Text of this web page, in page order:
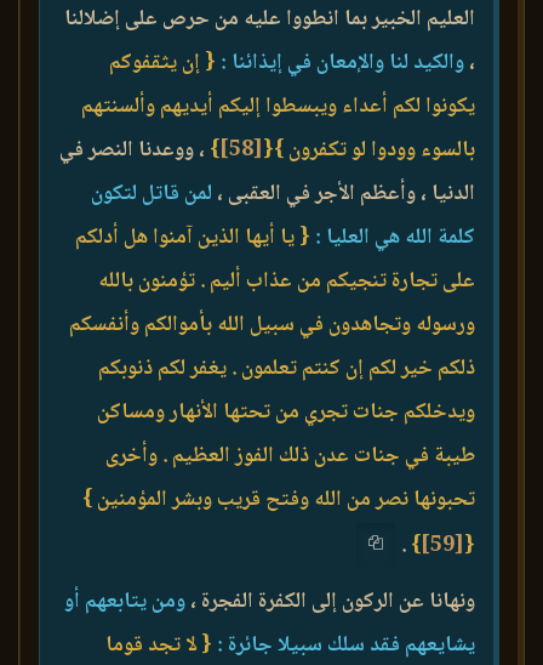
العليم الخبير بما انطووا عليه من حرص على إضلالنا
،والكيد لنا والإمعان في إيذائنا : { إن يثقفوكم
يكونوا لكم أعداء ويبسطوا إليكم أيديهم وألسنتهم
بالسوء وودوا لو تكفرون }{
[58]
} ، ووعدنا النصر في
الدنيا ، وأعظم الأجر في العقبى ، لمن قاتل لتكون
كلمة الله هي العليا : { يا أيها الذين آمنوا هل أدلكم
على تجارة تنجيكم من عذاب أليم . تؤمنون بالله
ورسوله وتجاهدون في سبيل الله بأموالكم وأنفسكم
ذلكم خير لكم إن كنتم تعلمون . يغفر لكم ذنوبكم
ويدخلكم جنات تجري من تحتها الأنهار ومساكن
طيبة في جنات عدن ذلك الفوز العظيم . وأخرى
تحبونها نصر من الله وفتح قريب وبشر المؤمنين }
{
[59]
}
.
ونهانا عن الركون إلى الكفرة الفجرة ،ومن يتابعهم أو
يشايعهم فقد سلك سبيلا جائرة : { لا تجد قوما